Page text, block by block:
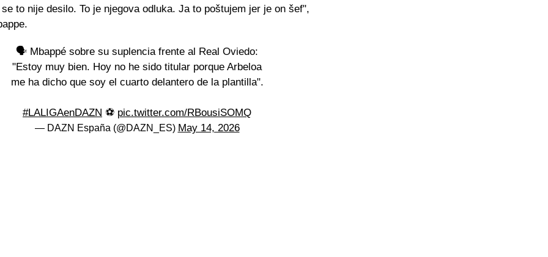
to nije desilo. To je njegova odluka. Ja to poštujem jer je on šef",
🗣️ Mbappé sobre su suplencia frente al Real Oviedo:
"Estoy muy bien. Hoy no he sido titular porque Arbeloa
me ha dicho que soy el cuarto delantero de la plantilla".
#LALIGAenDAZN ⚽ pic.twitter.com/RBousiSOMQ
— DAZN España (@DAZN_ES) May 14, 2026